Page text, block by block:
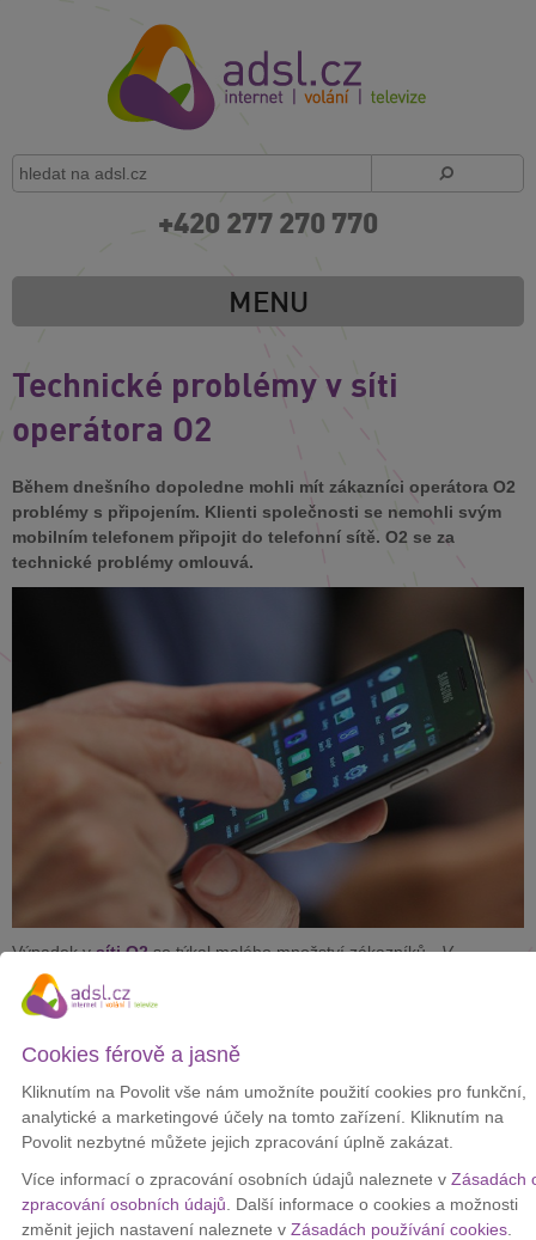
+420 277 270 770
MENU
Technické problémy v síti
operátora O2
Během dnešního dopoledne mohli mít zákazníci operátora O2
problémy s připojením. Klienti společnosti se nemohli svým
mobilním telefonem připojit do telefonní sítě. O2 se za
technické problémy omlouvá.
Výpadek vsíti O2se týkal malého množství zákazníků. „V
dopoledních hodinách jsme evidovali výpadek v síti, která odbavuje
část hlasového provozu,
Technické problémy trvaly zhruba půl hodiny, operátor začal hned
pracovat na odstranění problému, příčinu zatím analyzuje. „ V
časovém rozmezí od 9:40 do 10:15 mohla mít cca 3 % našich
zákazníků problém se spojením odchozích hovorů. Za komplikace
Mikšovská.
Problémy se týkalytechnologie LTE. Zákazníci se nemohli připojit
Cookies férově a jasně
Kliknutím na Povolit vše nám umožníte použití cookies pro funkční,
analytické a marketingové účely na tomto zařízení. Kliknutím na
Povolit nezbytné můžete jejich zpracování úplně zakázat.
Více informací o zpracování osobních údajů naleznete v Zásadách
zpracování osobních údajů . Další informace o cookies a možnosti
změnit jejich nastavení naleznete v Zásadách používání cookies.